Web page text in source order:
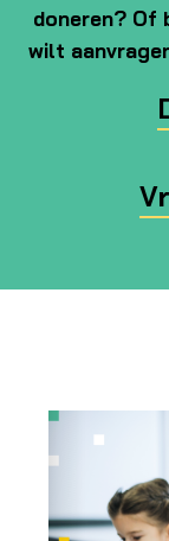
doneren? Of
wilt